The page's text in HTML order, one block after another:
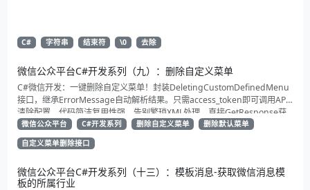
C# 字符串 结束符 \0 去除
微信公众平台C#开发系列（九）：删除自定义菜单
C#微信开发：一键删除自定义菜单！封装DeletingCustomDefinedMenu
接口，继承ErrorMessage自动解析结果。只需access_token即可调用API
清除配置。代码简洁复用性强，告别繁琐XML处理，直接GetResponse获
取状态。适合动态管理公众号的开发者，建议收藏备用！
微信公众平台 C#开发系列 删除自定义菜单
删除默认菜单
自定义菜单删除接口
微信公众平台C#开发系列（十三）：模板消息-获取微信消息模
板的所属行业